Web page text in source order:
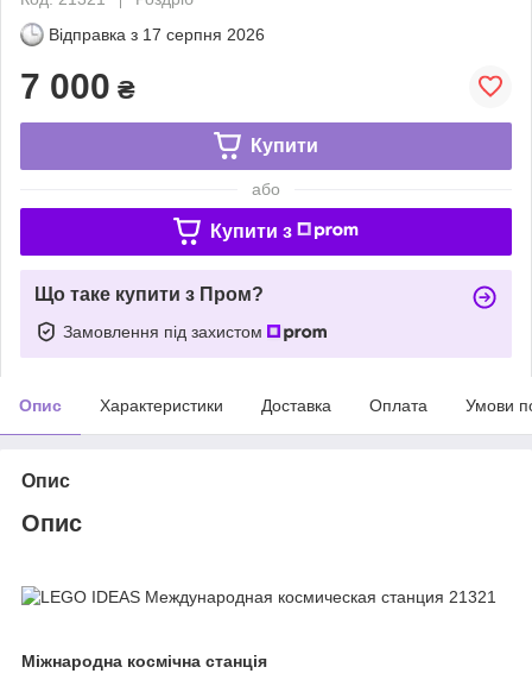
Відправка з 17 серпня 2026
7 000 ₴
Купити
або
Купити з
Що таке купити з Пром?
Замовлення під захистом
Опис Характеристики Доставка Оплата Умови
Опис
Опис
Міжнародна космічна станція